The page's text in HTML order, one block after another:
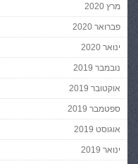
מרץ 2020
פברואר 2020
ינואר 2020
נובמבר 2019
אוקטובר 2019
ספטמבר 2019
אוגוסט 2019
ינואר 2019